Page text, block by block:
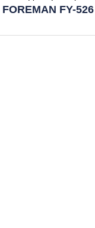
FOREMAN FY-526